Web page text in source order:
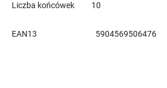
Liczba końcówek 10
EAN13 5904569506476